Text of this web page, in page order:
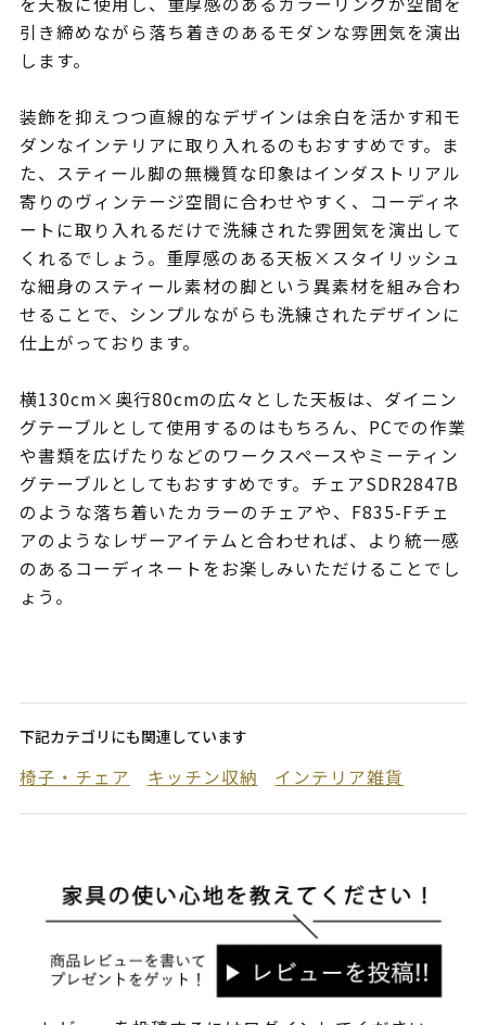
引き締めながら落ち着きのあるモダンな雰囲気を演出
します。
装飾を抑えつつ直線的なデザインは余白を活かす和モ
ダンなインテリアに取り入れるのもおすすめです。ま
た、スティール脚の無機質な印象はインダストリアル
寄りのヴィンテージ空間に合わせやすく、コーディネ
ートに取り入れるだけで洗練された雰囲気を演出して
くれるでしょう。重厚感のある天板×スタイリッシュ
な細身のスティール素材の脚という異素材を組み合わ
せることで、シンプルながらも洗練されたデザインに
仕上がっております。
横130cm×奥行80cmの広々とした天板は、ダイニン
グテーブルとして使用するのはもちろん、PCでの作業
や書類を広げたりなどのワークスペースやミーティン
グテーブルとしてもおすすめです。チェアSDR2847B
のような落ち着いたカラーのチェアや、F835-Fチェ
アのようなレザーアイテムと合わせれば、より統一感
のあるコーディネートをお楽しみいただけることでし
ょう。
下記カテゴリにも関連しています
椅子・チェア キッチン収納 インテリア雑貨